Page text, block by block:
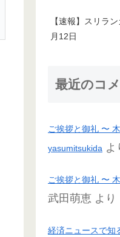
【速報】スリラ
月12日
最近のコ
ご挨拶と御礼 〜
yasumitsukida よ
ご挨拶と御礼 〜
武田萌恵 より
経済ニュースで知